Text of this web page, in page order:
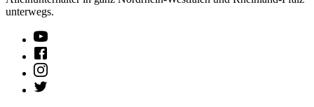
unterwegs.